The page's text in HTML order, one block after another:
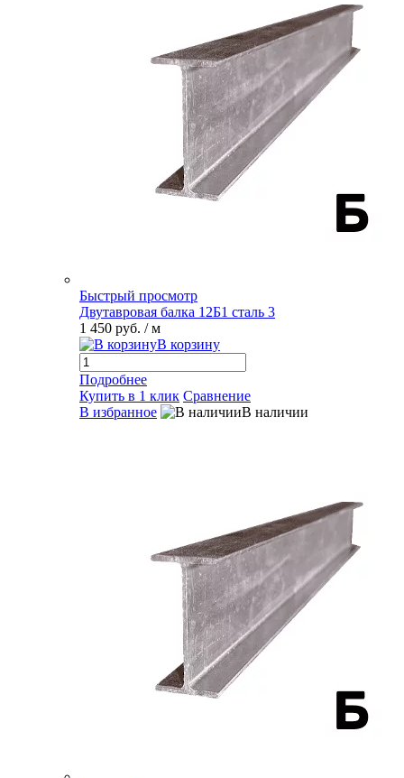
Быстрый просмотр
Двутавровая балка 12Б1 сталь 3
1 450 руб. / м
В корзину
Подробнее
Купить в 1 клик Сравнение
В избранное
В наличии